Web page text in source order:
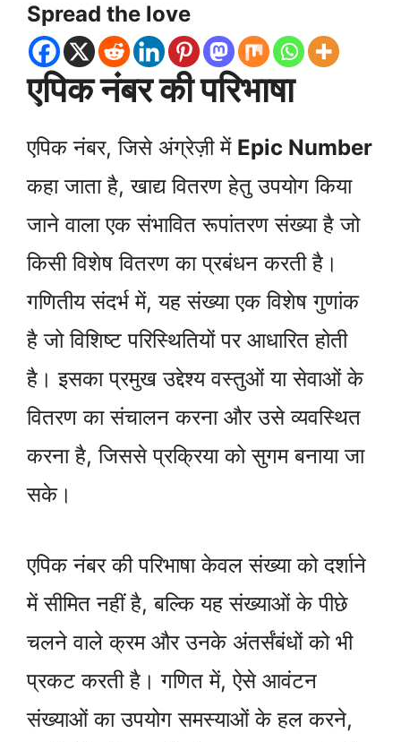
Spread the love
एपिक नंबर की परिभाषा
एपिक नंबर, जिसे अंग्रेज़ी में Epic Number
कहा जाता है, खाद्य वितरण हेतु उपयोग किया
जाने वाला एक संभावित रूपांतरण संख्या है जो
किसी विशेष वितरण का प्रबंधन करती है।
गणितीय संदर्भ में, यह संख्या एक विशेष गुणांक
है जो विशिष्ट परिस्थितियों पर आधारित होती
है। इसका प्रमुख उद्देश्य वस्तुओं या सेवाओं के
वितरण का संचालन करना और उसे व्यवस्थित
करना है, जिससे प्रक्रिया को सुगम बनाया जा
सके।
एपिक नंबर की परिभाषा केवल संख्या को दर्शाने
में सीमित नहीं है, बल्कि यह संख्याओं के पीछे
चलने वाले क्रम और उनके अंतर्संबंधों को भी
प्रकट करती है। गणित में, ऐसे आवंटन
संख्याओं का उपयोग समस्याओं के हल करने,